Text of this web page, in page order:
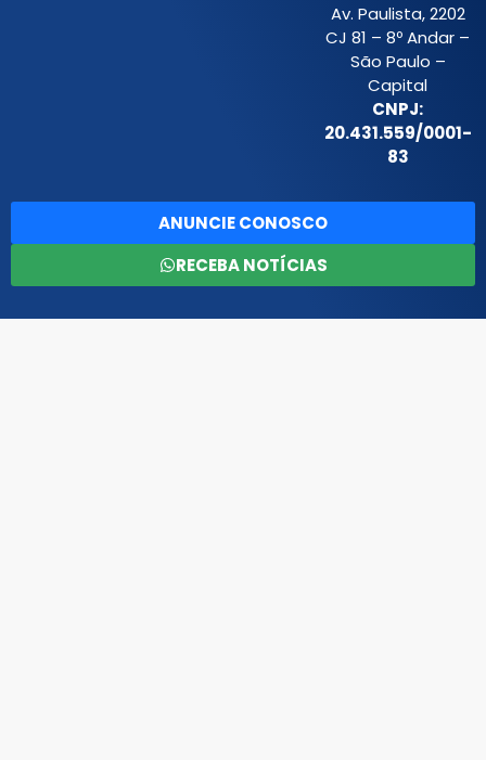
Av. Paulista, 2202
CJ 81 – 8º Andar –
São Paulo –
Capital
CNPJ:
20.431.559/0001-
83
ANUNCIE CONOSCO
RECEBA NOTÍCIAS